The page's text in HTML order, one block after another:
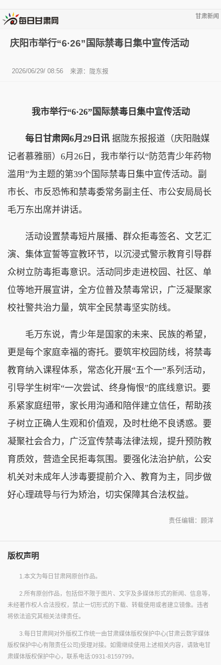
甘肃新闻
庆阳市举行“6·26”国际禁毒日集中宣传活动
2026/06/29/ 08:56 来源：陇东报
我市举行“6·26”国际禁毒日集中宣传活动
每日甘肃网6月29日讯 据陇东报报道（庆阳融媒
记者慕雅丽）6月26日，我市举行以“防范青少年药物
滥用”为主题的第39个国际禁毒日集中宣传活动。副
市长、市反恐怖和禁毒委常务副主任、市公安局局长
毛万东出席并讲话。
活动设置禁毒短片展播、群众拒毒签名、文艺汇
演、集体宣誓等宣教环节，以沉浸式警示教育引导群
众树立防毒拒毒意识。活动同步走进校园、社区、单
位等地开展宣讲，全方位普及禁毒常识，广泛凝聚家
校社警共治力量，筑牢全民禁毒坚实防线。
毛万东说，青少年是国家的未来、民族的希望，
更是每个家庭幸福的寄托。要筑牢校园防线，将禁毒
教育纳入课程体系，常态化开展“五个一”系列活动，
引导学生树牢“一次尝试、终身悔恨”的底线意识。要
系紧家庭纽带，家长用沟通和陪伴建立信任，帮助孩
子树立正确人生观和价值观，及时杜绝不良诱惑。要
凝聚社会合力，广泛宣传禁毒法律法规，提升预防教
育质效，营造全民拒毒氛围。要强化法治护航，公安
机关对未成年人涉毒要提前介入、教育为主，同步做
好心理疏导与行为矫治，切实保障其合法权益。
责任编辑：顾洋
版权声明
1.本文为每日甘肃网原创作品。
2.所有原创作品，包括但不限于图片、文字及多媒体形式的新闻、信息等，
未经著作权人合法授权，禁止一切形式的下载、转载使用或者建立镜像。违者
将依法追究其相关法律责任。
3.每日甘肃网对外版权工作统一由甘肃媒体版权保护中心(甘肃云数字媒体
版权保护中心有限责任公司)受理对接。如需继续使用上述相关内容，请致电甘
肃媒体版权保护中心，联系电话:0931-8159799。